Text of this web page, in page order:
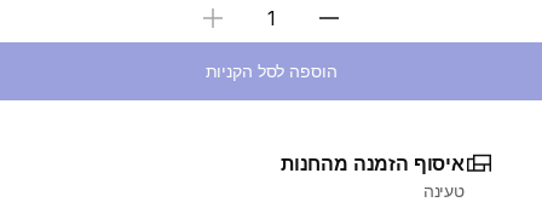
בחירת כמות
הוספה לסל הקניות
איסוף הזמנה מהחנות
טעינה